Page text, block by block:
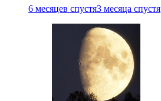
6 месяцев спустя3 месяца спустя